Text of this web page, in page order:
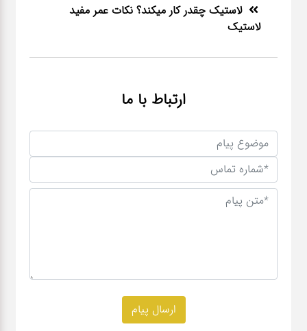
لاستیک چقدر کار میکند؟ نکات عمر مفید
لاستیک
ارتباط با ما